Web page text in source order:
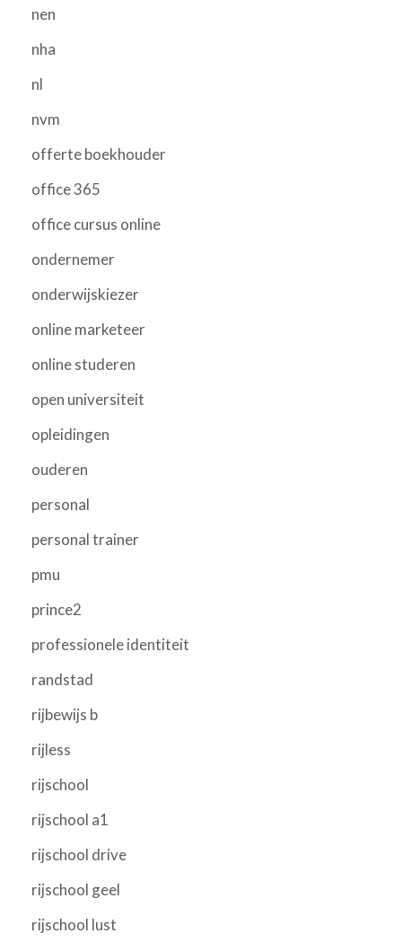
nen
nha
nl
nvm
offerte boekhouder
office 365
office cursus online
ondernemer
onderwijskiezer
online marketeer
online studeren
open universiteit
opleidingen
ouderen
personal
personal trainer
pmu
prince2
professionele identiteit
randstad
rijbewijs b
rijless
rijschool
rijschool a1
rijschool drive
rijschool geel
rijschool lust